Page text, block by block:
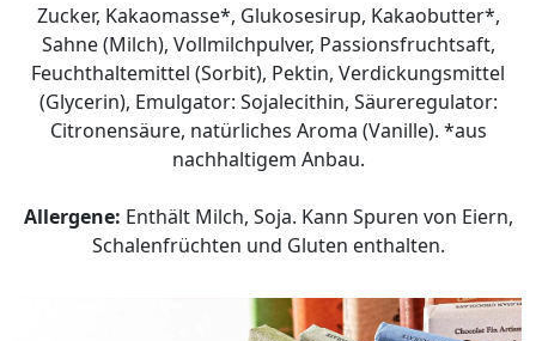
Zucker, Kakaomasse*, Glukosesirup, Kakaobutter*,
Sahne (Milch), Vollmilchpulver, Passionsfruchtsaft,
Feuchthaltemittel (Sorbit), Pektin, Verdickungsmittel
(Glycerin), Emulgator: Sojalecithin, Säureregulator:
Citronensäure, natürliches Aroma (Vanille). *aus
nachhaltigem Anbau.
Allergene: Enthält Milch, Soja. Kann Spuren von Eiern,
Schalenfrüchten und Gluten enthalten.